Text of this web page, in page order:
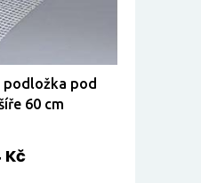
pod
60 cm
Kč